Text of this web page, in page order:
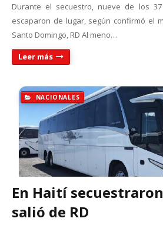
Durante el secuestro, nueve de los
escaparon de lugar, según confirmó el
Santo Domingo, RD Al meno…
Leer más
NACIONALES
En Haití
salió de RD